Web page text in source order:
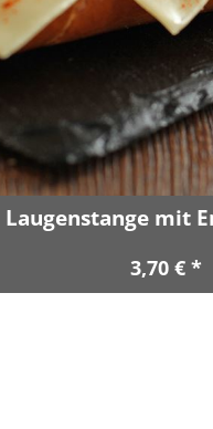
Laugenstange mit
3,70 € *